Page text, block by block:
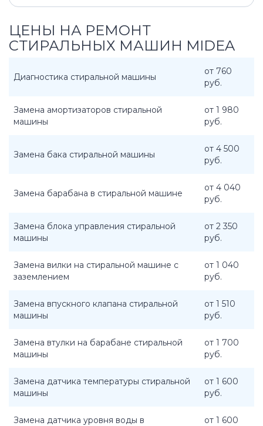
ЦЕНЫ НА РЕМОНТ
СТИРАЛЬНЫХ МАШИН MIDEA
Диагностика стиральной машины
от 760
руб.
Замена амортизаторов стиральной
машины
от 1 980
руб.
Замена бака стиральной машины
от 4 500
руб.
Замена барабана в стиральной машине
от 4 040
руб.
Замена блока управления стиральной
машины
от 2 350
руб.
Замена вилки на стиральной машине с
заземлением
от 1 040
руб.
Замена впускного клапана стиральной
машины
от 1 510
руб.
Замена втулки на барабане стиральной
машины
от 1 700
руб.
Замена датчика температуры стиральной
машины
от 1 600
руб.
Замена датчика уровня воды в
от 1 600